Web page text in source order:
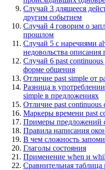
Случай 3 длящееся
другим событием
Случай 4 говорим о
прошлом
Случай 5 с наречиями
недовольства
Случай 6 past
форме общения
Отличие past simple от
Разница в
simple в предложениях
Отличие past continuous
Маркеры времени past
Примеры предложений
Правила написания
В чем сложность
Глаголы состояния
Применение when и
Сравнительная таблица